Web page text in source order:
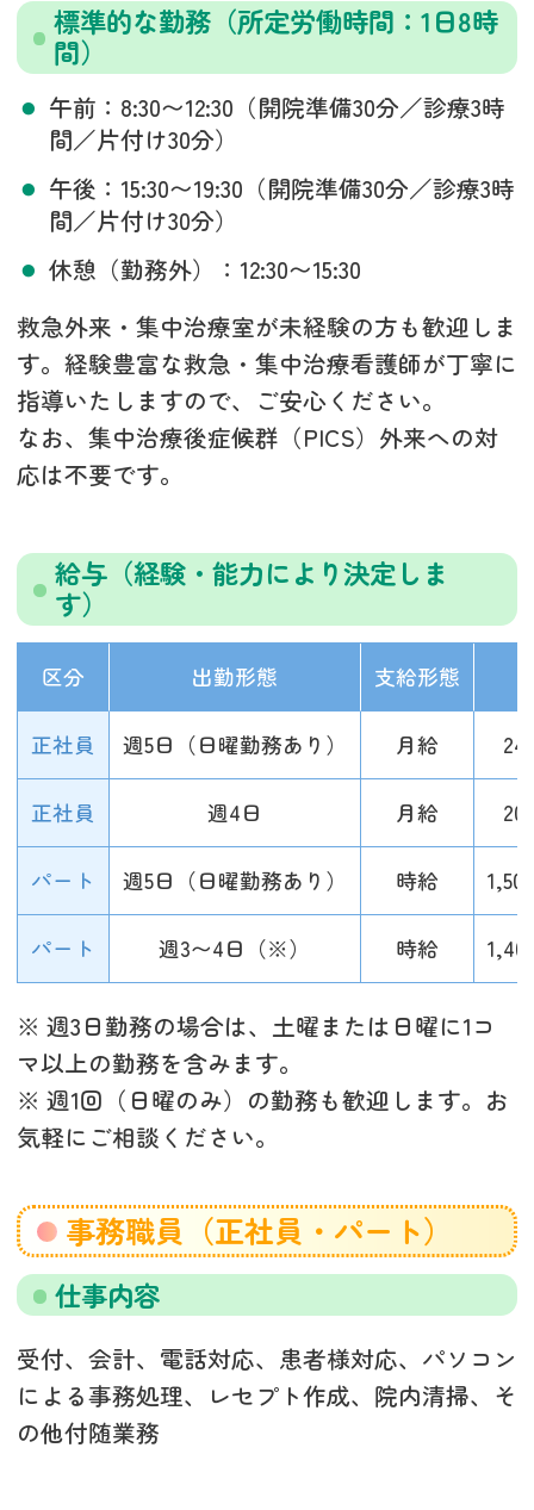
標準的な勤務（所定労働時間：1日8時
間）
午前：8:30〜12:30（開院準備30分／診療3時
間／片付け30分）
午後：15:30〜19:30（開院準備30分／診療3時
間／片付け30分）
休憩（勤務外）：12:30〜15:30
救急外来・集中治療室が未経験の方も歓迎しま
す。経験豊富な救急・集中治療看護師が丁寧に
指導いたしますので、ご安心ください。
なお、集中治療後症候群（PICS）外来への対
応は不要です。
給与（経験・能力により決定しま
す）
区分 出勤形態 支給形態
正社員 週5日（日曜勤務あり） 月給 24
正社員 週4日 月給 20
パート 週5日（日曜勤務あり） 時給
パート 週3〜4日（※） 時給
※ 週3日勤務の場合は、土曜または日曜に1コ
マ以上の勤務を含みます。
※ 週1回（日曜のみ）の勤務も歓迎します。お
気軽にご相談ください。
事務職員（正社員・パート）
仕事内容
受付、会計、電話対応、患者様対応、パソコン
による事務処理、レセプト作成、院内清掃、そ
の他付随業務